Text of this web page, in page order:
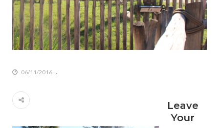
06/11/2016
Leave
Your